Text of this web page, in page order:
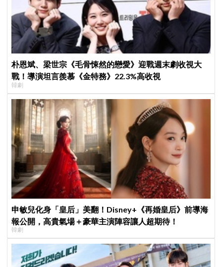
朴恩斌、梁世宗《毛骨悚然的戀愛》迎戰週末劇收視大
戰！導演坦言羨慕《金特務》22.3%高收視
韓劇
申敏兒化身「皇后」美翻！Disney+《再婚皇后》前導海
報公開，高貴氣場＋豪華主演陣容讓人超期待！
韓劇